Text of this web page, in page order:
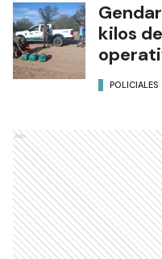
kilos
POLICIALES
Ads